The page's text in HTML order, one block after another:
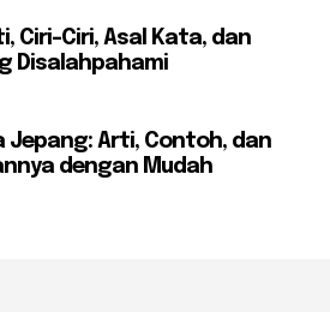
Ciri-Ciri, Asal Kata, dan
Disalahpahami
Jepang: Arti, Contoh, dan
dengan Mudah